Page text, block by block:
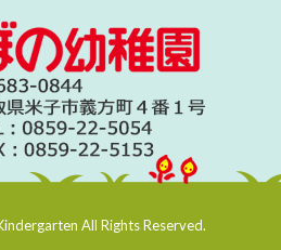
All Rights Reserved.